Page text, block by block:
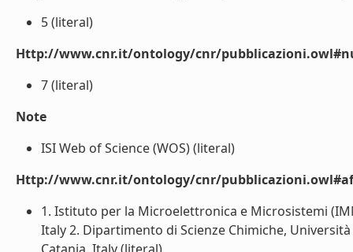
5 (literal)
Http://www.cnr.it/ontology/cnr/
7 (literal)
Note
ISI Web of Science (WOS) (literal)
Http://www.cnr.it/ontology/cnr/
1. Istituto per la Microelettronica e Microsistemi
Italy 2. Dipartimento di Scienze Chimiche,